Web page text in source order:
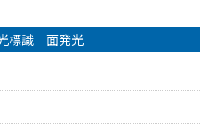
標識 面発光